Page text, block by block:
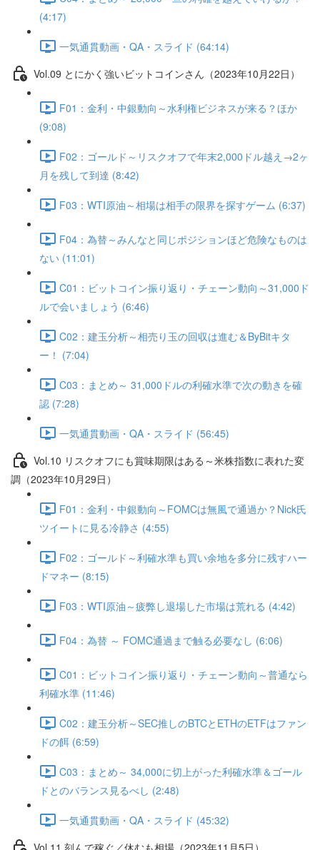
(4:17)
一気通貫動画・QA・スライド (64:14)
Vol.09 とにかく強いビットコインさん（2023年10月22日）
F01：金利・中銀動向～水利権ビジネスが来る？ほか
(9:08)
F02：ゴールド～リスクオフで年末2,000ドル越え→2ヶ
月を残して到達 (8:42)
F03：WTI原油～相場は相手の限界を探すゲーム (6:37)
F04：為替～みんなと同じポジションほど危険なものは
ない (11:01)
C01：ビットコイン振り返り・チェーン動向～31,000ド
ルで会いましょう (6:46)
C02：建玉分析～相売り玉の回収は進む＆ByBitキタ
ー！ (7:04)
C03：まとめ～ 31,000ドルの利確水準で次の動きを確
認 (7:28)
一気通貫動画・QA・スライド (56:45)
Vol.10 リスクオフにも賞味期限はある～米株指数に表れた変
調（2023年10月29日）
F01：金利・中銀動向～FOMCは無風で通過か？Nick氏
ツイートに見る冷静さ (4:55)
F02：ゴールド～利確水準も買い余地を多分に残すハー
ドマネー (8:15)
F03：WTI原油～疲弊し退場した市場は荒れる (4:42)
F04：為替 ～ FOMC通過まで触る必要なし (6:06)
C01：ビットコイン振り返り・チェーン動向～普通なら
利確水準 (11:46)
C02：建玉分析～SEC推しのBTCとETHのETFはファン
ドの餌 (6:59)
C03：まとめ～ 34,000に切上がった利確水準＆ゴール
ドとのバランス見るべし (2:48)
一気通貫動画・QA・スライド (45:32)
Vol.11 刻んで稼ぐ／休むも相場（2023年11月5日）